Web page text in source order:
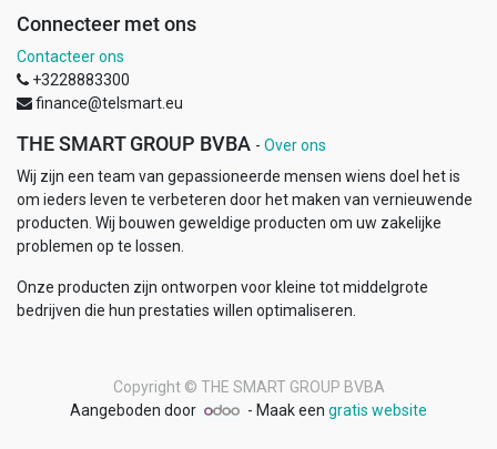
Connecteer met ons
Contacteer ons
+3228883300
finance@telsmart.eu
THE SMART GROUP BVBA - Over ons
Wij zijn een team van gepassioneerde mensen wiens doel het is
om ieders leven te verbeteren door het maken van vernieuwende
producten. Wij bouwen geweldige producten om uw zakelijke
problemen op te lossen.
Onze producten zijn ontworpen voor kleine tot middelgrote
bedrijven die hun prestaties willen optimaliseren.
Copyright © THE SMART GROUP BVBA
Aangeboden door
- Maak eengratis website